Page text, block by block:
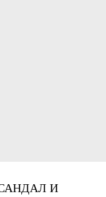
САНДАЛ И